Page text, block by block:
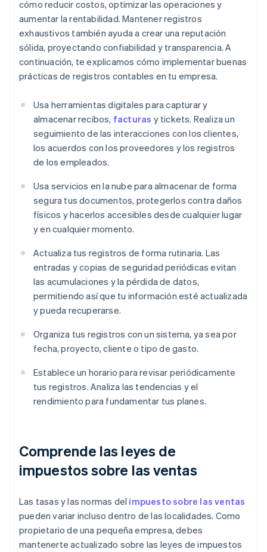
cómo reducir costos, optimizar las operaciones y
aumentar la rentabilidad. Mantener registros
exhaustivos también ayuda a crear una reputación
sólida, proyectando confiabilidad y transparencia. A
continuación, te explicamos cómo implementar buenas
prácticas de registros contables en tu empresa.
Usa herramientas digitales para capturar y
almacenar recibos, facturas y tickets. Realiza un
seguimiento de las interacciones con los clientes,
los acuerdos con los proveedores y los registros
de los empleados.
Usa servicios en la nube para almacenar de forma
segura tus documentos, protegerlos contra daños
físicos y hacerlos accesibles desde cualquier lugar
y en cualquier momento.
Actualiza tus registros de forma rutinaria. Las
entradas y copias de seguridad periódicas evitan
las acumulaciones y la pérdida de datos,
permitiendo así que tu información esté actualizada
y pueda recuperarse.
Organiza tus registros con un sistema, ya sea por
fecha, proyecto, cliente o tipo de gasto.
Establece un horario para revisar periódicamente
tus registros. Analiza las tendencias y el
rendimiento para fundamentar tus planes.
Comprende las leyes de
impuestos sobre las ventas
Las tasas y las normas del impuesto sobre las ventas
pueden variar incluso dentro de las localidades. Como
propietario de una pequeña empresa, debes
mantenerte actualizado sobre las leyes de impuestos